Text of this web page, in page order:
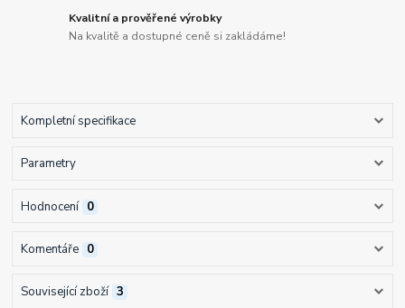
Kvalitní a prověřené výrobky
Na kvalitě a dostupné ceně si zakládáme!
Kompletní specifikace
Parametry
Hodnocení 0
Komentáře 0
Související zboží 3